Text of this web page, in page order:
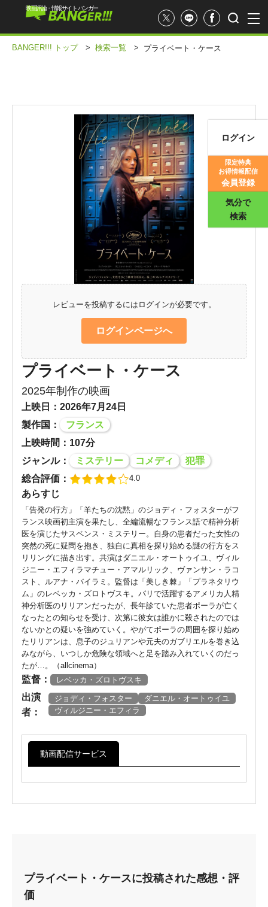
映画記事
映画評価
映画評論・情報サイト バンガー
ログイン
限定特典
お得情報配信
会員登録
気分で
検索
BANGER!!! トップ > 検索一覧 > プライベート・ケース
レビューを投稿するにはログインが必要です。
ログインページへ
プライベート・ケース
2025年制作の映画
上映日：2026年7月24日
製作国：
フランス
上映時間：107分
ジャンル：
ミステリー コメディ
犯罪
総合評価：
4.0
あらすじ
「告発の行方」「羊たちの沈黙」のジョディ・フォスターがフ
ランス映画初主演を果たし、全編流暢なフランス語で精神分析
医を演じたサスペンス・ミステリー。自身の患者だった女性の
突然の死に疑問を抱き、独自に真相を探り始める謎の行方をス
リリングに描き出す。共演はダニエル・オートゥイユ、ヴィル
ジニー・エフィラマチュー・アマルリック、ヴァンサン・ラコ
スト、ルアナ・バイラミ。監督は「美しき棘」「プラネタリウ
ム」のレベッカ・ズロトヴスキ。パリで活躍するアメリカ人精
神分析医のリリアンだったが、長年診ていた患者ポーラが亡く
なったとの知らせを受け、次第に彼女は誰かに殺されたのでは
ないかとの疑いを強めていく。やがてポーラの周囲を探り始め
たリリアンは、息子のジュリアンや元夫のガブリエルを巻き込
みながら、いつしか危険な領域へと足を踏み入れていくのだっ
たが…。（allcinema）
監督： レベッカ・ズロトヴスキ
出演
者：
ジョディ・フォスター
ダニエル・オートゥイユ
ヴィルジニー・エフィラ
動画配信サービス
プライベート・ケースに投稿された感想・評
価